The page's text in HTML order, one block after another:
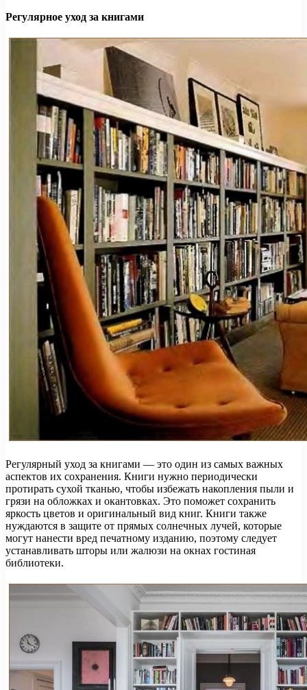
Регулярное уход за книгами
Регулярный уход за книгами — это один из самых важных
аспектов их сохранения. Книги нужно периодически
протирать сухой тканью, чтобы избежать накопления пыли и
грязи на обложках и окантовках. Это поможет сохранить
яркость цветов и оригинальный вид книг. Книги также
нуждаются в защите от прямых солнечных лучей, которые
могут нанести вред печатному изданию, поэтому следует
устанавливать шторы или жалюзи на окнах гостиная
библиотеки.